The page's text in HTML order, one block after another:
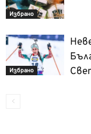
Избрано
Избрано